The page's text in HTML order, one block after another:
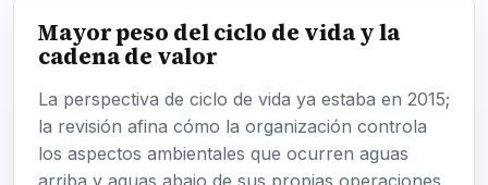
Mayor peso del ciclo de vida y la
cadena de valor
La perspectiva de ciclo de vida ya estaba en 2015;
la revisión afina cómo la organización controla
los aspectos ambientales que ocurren aguas
arriba y aguas abajo de sus propias operaciones.